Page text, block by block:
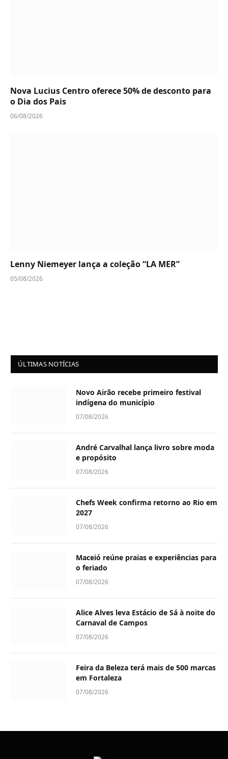
Nova Lucius Centro oferece 50% de desconto para
o Dia dos Pais
06/08/2026
Lenny Niemeyer lança a coleção “LA MER”
05/08/2026
ÚLTIMAS NOTÍCIAS
Novo Airão recebe primeiro festival
indígena do município
07/08/2026
André Carvalhal lança livro sobre moda
e propósito
07/08/2026
Chefs Week confirma retorno ao Rio em
2027
07/08/2026
Maceió reúne praias e experiências para
o feriado
07/08/2026
Alice Alves leva Estácio de Sá à noite do
Carnaval de Campos
07/08/2026
Feira da Beleza terá mais de 500 marcas
em Fortaleza
07/08/2026